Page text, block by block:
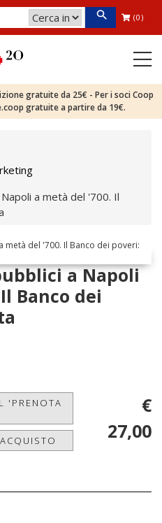
(0)
gratuite da 25€ - Per i soci Coop
gratuite a partire da 19€.
a metà del '700. Il
a Napoli
Banco dei
'PRENOTA
€
27,00